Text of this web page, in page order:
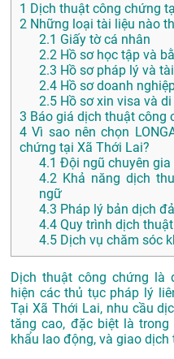
1 Dịch thuật công chứng
2 Những loại tài liệu nào
2.1 Giấy tờ cá nhân
2.2 Hồ sơ học tập và
2.3 Hồ sơ pháp lý và
2.4 Hồ sơ doanh
2.5 Hồ sơ xin visa và di
3 Báo giá dịch thuật công
4 Vì sao nên chọn
chứng tại Xã Thới Lai?
4.1 Đội ngũ chuyên
4.2 Khả năng dịch
ngữ
4.3 Pháp lý bản dịch
4.4 Quy trình dịch
4.5 Dịch vụ chăm sóc
Dịch thuật công chứng là
hiện các thủ tục pháp lý
Tại Xã Thới Lai, nhu cầu
tăng cao, đặc biệt là
khẩu lao động, và giao